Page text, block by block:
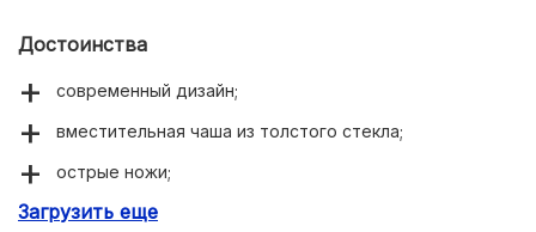
Достоинства
современный дизайн;
вместительная чаша из толстого стекла;
острые ножи;
2 скорости;
Загрузить еще